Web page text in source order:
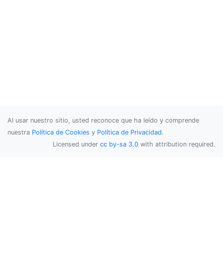
Al usar nuestro sitio, usted reconoce que ha leído y comprende
nuestra Política de Cookies y Política de Privacidad.
Licensed under cc by-sa 3.0 with attribution required.